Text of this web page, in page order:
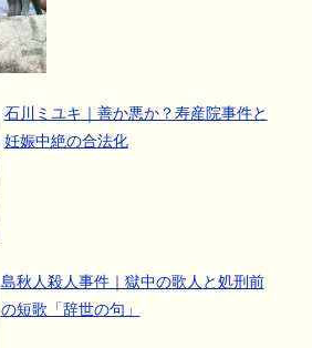
石川ミユキ｜善か悪か？寿産院事件と
妊娠中絶の合法化
島秋人殺人事件｜獄中の歌人と処刑前
の短歌「辞世の句」